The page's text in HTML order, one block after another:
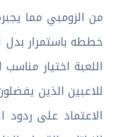
من الزومبي مما
خططه باستمرار بدل
اللعبة اختيار
للاعبين الذين
الاعتماد على ردود